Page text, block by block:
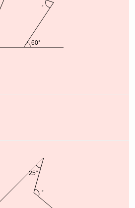
60°
25°